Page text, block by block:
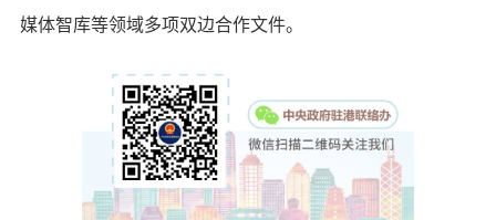
媒体智库等领域多项双边合作文件。